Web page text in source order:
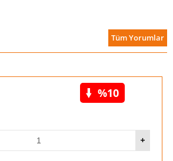
Tüm Yorumlar
%10